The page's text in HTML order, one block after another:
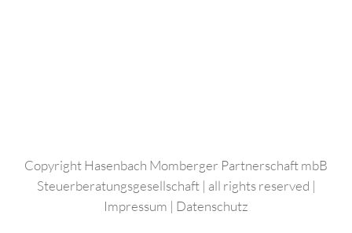
Copyright Hasenbach Momberger Partnerschaft mbB
Steuerberatungsgesellschaft | all rights reserved |
Impressum | Datenschutz